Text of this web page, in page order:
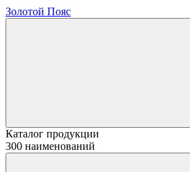
Золотой Пояс
Каталог продукции
300 наименований